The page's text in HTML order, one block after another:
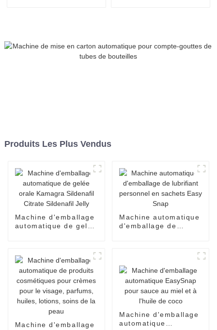
Produits Les Plus Vendus
Machine d'emballage
automatique de gelée
Machine automatique
d'emballage de
Machine d'emballage
Machine d'emballage
automatique